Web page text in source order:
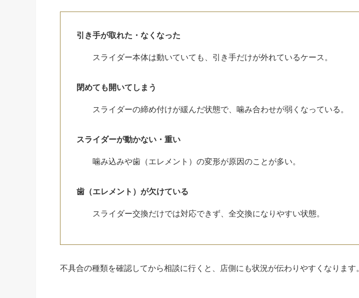
引き手が取れた・なくなった
スライダー本体は動いていても、引き手だけが外れているケース。
閉めても開いてしまう
スライダーの締め付けが緩んだ状態で、噛み合わせが弱くなっている。
スライダーが動かない・重い
噛み込みや歯（エレメント）の変形が原因のことが多い。
歯（エレメント）が欠けている
スライダー交換だけでは対応できず、全交換になりやすい状態。
不具合の種類を確認してから相談に行くと、店側にも状況が伝わりやすくなります。